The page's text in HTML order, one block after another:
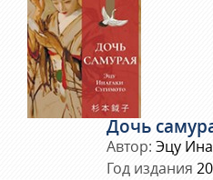
Дочь
Автор: Эцу
Год издания